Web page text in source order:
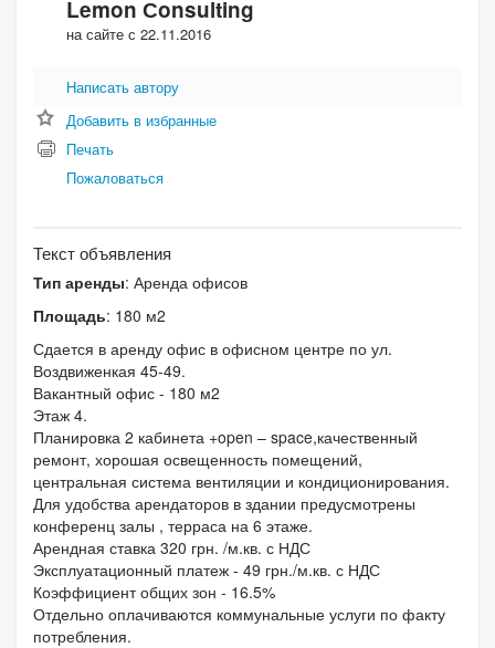
Lemon Сonsulting
на сайте с 22.11.2016
Написать автору
Добавить в избранные
Печать
Пожаловаться
Текст объявления
Тип аренды: Аренда офисов
Площадь: 180 м2
Сдается в аренду офис в офисном центре по ул.
Воздвиженкая 45-49.
Вакантный офис - 180 м2
Этаж 4.
Планировка 2 кабинета +open – space,качественный
ремонт, хорошая освещенность помещений,
центральная система вентиляции и кондиционирования.
Для удобства арендаторов в здании предусмотрены
конференц залы , терраса на 6 этаже.
Арендная ставка 320 грн. /м.кв. с НДС
Эксплуатационный платеж - 49 грн./м.кв. с НДС
Коэффициент общих зон - 16.5%
Отдельно оплачиваются коммунальные услуги по факту
потребления.